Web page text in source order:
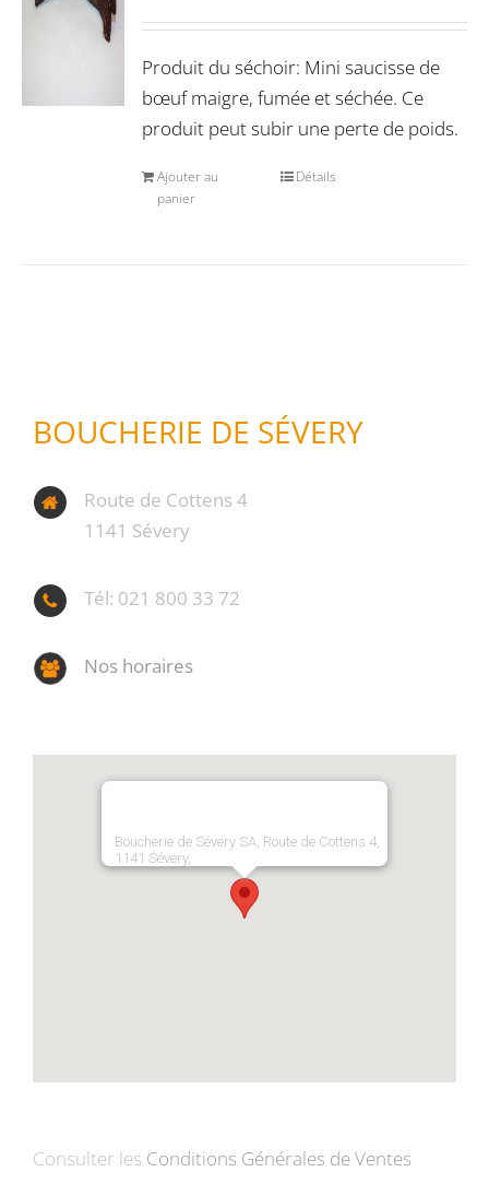
Produit du séchoir: Mini saucisse de
bœuf maigre, fumée et séchée. Ce
produit peut subir une perte de poids.
Ajouter au
panier
Détails
BOUCHERIE DE SÉVERY
Route de Cottens 4
1141 Sévery
Tél: 021 800 33 72
Nos horaires
Boucherie de Sévery SA, Route de Cottens 4,
1141 Sévery,
Consulter les Conditions Générales de Ventes